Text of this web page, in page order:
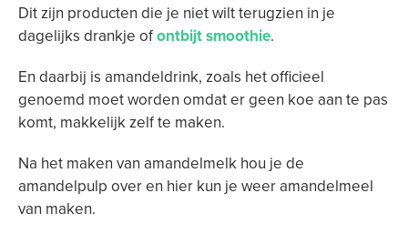
Dit zijn producten die je niet wilt terugzien in je
dagelijks drankje ofontbijt smoothie.
En daarbij is amandeldrink, zoals het officieel
genoemd moet worden omdat er geen koe aan te pas
komt, makkelijk zelf te maken.
Na het maken van amandelmelk hou je de
amandelpulp over en hier kun je weer amandelmeel
van maken.